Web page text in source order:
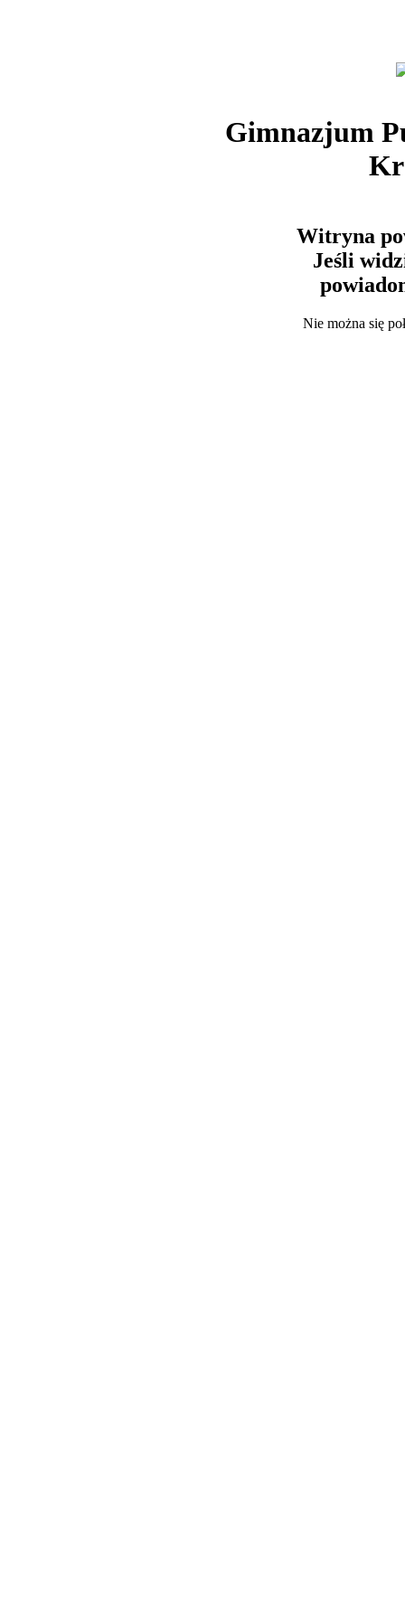
Gimnazjum
Witryna
Jeśli
Nie można się